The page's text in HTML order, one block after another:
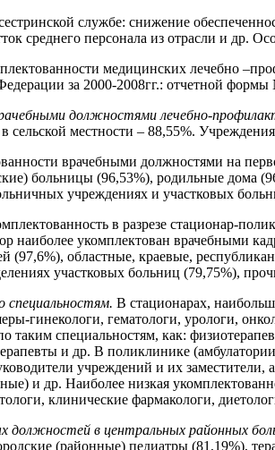
службе: снижение
среднего персонала из отрасли и др.
медицинских лечебно
за 2000-2008гг.: отчетной
должностями лечебно-
сельской местности – 88,55%.
врачебными должностями на
больницы (96,53%), родильные дома
учреждениях и участковых
в разрезе стационар-
наиболее укомплектован врачебными
(97,6%), областные, краевые,
участковых больниц (79,75%),
специальностям. В стационарах,
гинекологи, гематологи, урологи,
таким специальностям, как:
и др. В поликлинике
учреждений и их
и др. Наиболее низкая
клинические фармакологи,
должностей в центральных районных
(районные) педиатры (81,19%),